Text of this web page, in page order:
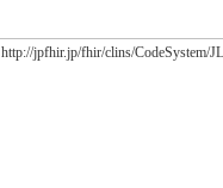
http://jpfhir.jp/fhir/clins/CodeSystem/